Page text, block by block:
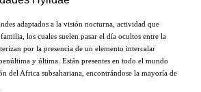
adaptados a la visión nocturna, actividad que
los cuales suelen pasar el día ocultos entre la
por la presencia de un elemento intercalar
y última. Están presentes en todo el mundo
del Africa subsahariana, encontrándose la mayoría de